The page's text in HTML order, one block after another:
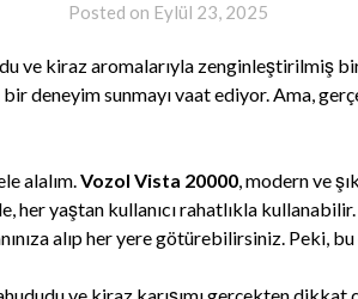
Posted on Eylül 23, 2025
ve kiraz aromalarıyla zenginleştirilmiş
bir deneyim sunmayı vaat ediyor. Ama,
alalım.Vozol Vista 20000, modern ve
her yaştan kullanıcı rahatlıkla
alıp her yere götürebilirsiniz. Peki,